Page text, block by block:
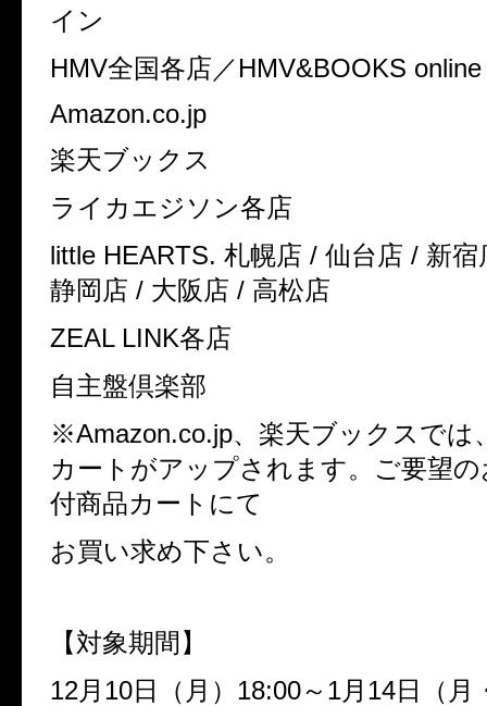
イン
HMV全国各店／HMV&BOOKS online
Amazon.co.jp
楽天ブックス
ライカエジソン各店
little HEARTS. 札幌店 / 仙台店 / 新宿
静岡店 / 大阪店 / 高松店
ZEAL LINK各店
自主盤倶楽部
※Amazon.co.jp、楽天ブックスでは
カートがアップされます。ご要望
付商品カートにて
お買い求め下さい。
【対象期間】
12月 10日（月） 18:00～ 1月 14日（月